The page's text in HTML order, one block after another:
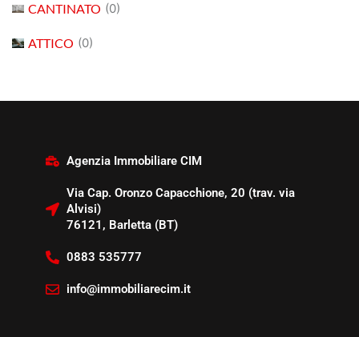
CANTINATO (0)
ATTICO (0)
Agenzia Immobiliare CIM
Via Cap. Oronzo Capacchione, 20 (trav. via
Alvisi)
76121, Barletta (BT)
0883 535777
info@immobiliarecim.it